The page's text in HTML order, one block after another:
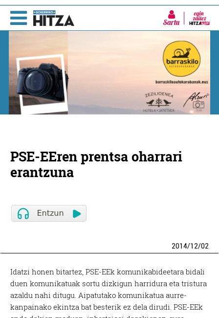
Sartu
PSE-EEren prentsa oharrari
erantzuna
2014/12/02
Idatzi honen bitartez, PSE-EEk komunikabideetara bidali
duen komunikatuak sortu dizkigun harridura eta tristura
azaldu nahi ditugu. Aipatutako komunikatua aurre-
kanpainako ekintza bat besterik ez dela dirudi. PSE-EEk